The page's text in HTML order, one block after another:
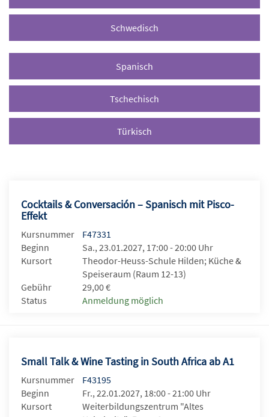
Schwedisch
Spanisch
Tschechisch
Türkisch
Cocktails & Conversación – Spanisch mit Pisco-
Effekt
Kursnummer
F47331
Beginn
Sa., 23.01.2027, 17:00 - 20:00 Uhr
Kursort
Theodor-Heuss-Schule Hilden; Küche &
Speiseraum (Raum 12-13)
Gebühr
29,00 €
Status
Anmeldung möglich
Small Talk & Wine Tasting in South Africa ab A1
Kursnummer
F43195
Beginn
Fr., 22.01.2027, 18:00 - 21:00 Uhr
Kursort
Weiterbildungszentrum "Altes